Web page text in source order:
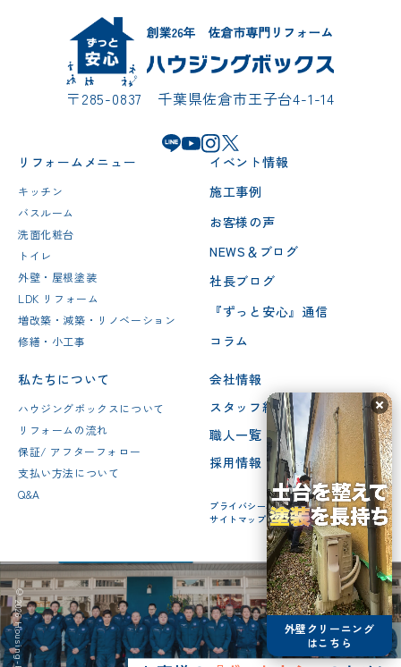
〒285-0837 千葉県佐倉市王子台4-1-14
リフォームメニュー
キッチン
バスルーム
洗面化粧台
トイレ
外壁・屋根塗装
LDK リフォーム
増改築・減築・リノベーション
修繕・小工事
イベント情報
施工事例
お客様の声
NEWS＆ブログ
社長ブログ
『ずっと安心』通信
コラム
私たちについて
ハウジングボックスについて
リフォームの流れ
保証/ アフターフォロー
支払い方法について
Q&A
会社情報
スタッフ紹介
職人一覧
採用情報
プライバシーポリシー
サイトマップ
外壁クリーニング
はこちら